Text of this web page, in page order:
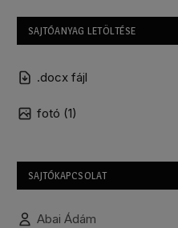
SAJTÓANYAG LETÖLTÉSE
.docx fájl
fotó (1)
SAJTÓKAPCSOLAT
Abai Ádám